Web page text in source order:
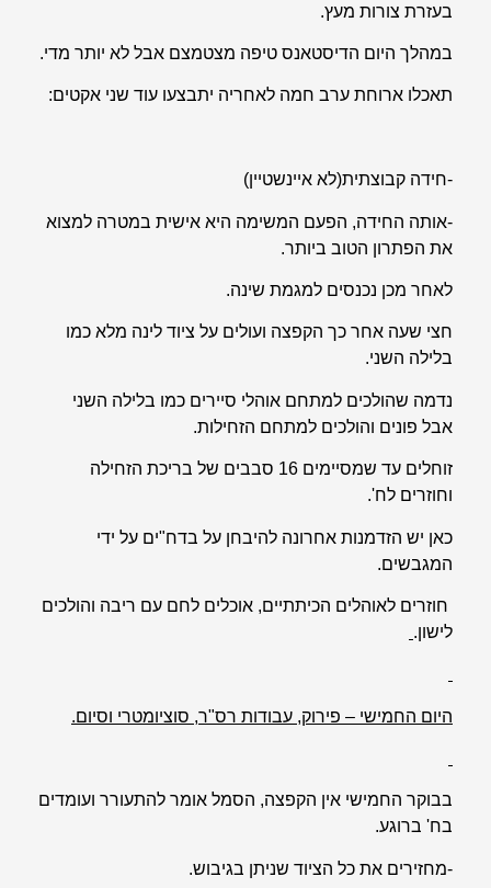
בעזרת צורות מעץ.
במהלך היום הדיסטאנס טיפה מצטמצם אבל לא יותר מדי.
תאכלו ארוחת ערב חמה לאחריה יתבצעו עוד שני אקטים:
-חידה קבוצתית(לא איינשטיין)
-אותה החידה, הפעם המשימה היא אישית במטרה למצוא
את הפתרון הטוב ביותר.
לאחר מכן נכנסים למגמת שינה.
חצי שעה אחר כך הקפצה ועולים על ציוד לינה מלא כמו
בלילה השני.
נדמה שהולכים למתחם אוהלי סיירים כמו בלילה השני
אבל פונים והולכים למתחם הזחילות.
זוחלים עד שמסיימים 16 סבבים של בריכת הזחילה
וחוזרים לח'.
כאן יש הזדמנות אחרונה להיבחן על בדח"ים על ידי
המגבשים.
חוזרים לאוהלים הכיתתיים, אוכלים לחם עם ריבה והולכים
לישון.
היום החמישי – פירוק, עבודות רס"ר, סוציומטרי וסיום.
בבוקר החמישי אין הקפצה, הסמל אומר להתעורר ועומדים
בח' ברוגע.
-מחזירים את כל הציוד שניתן בגיבוש.